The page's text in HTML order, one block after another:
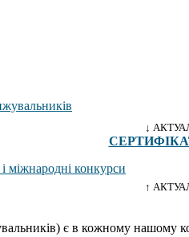
↓
↑
є в кожному нашому